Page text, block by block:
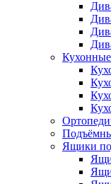
Ящики